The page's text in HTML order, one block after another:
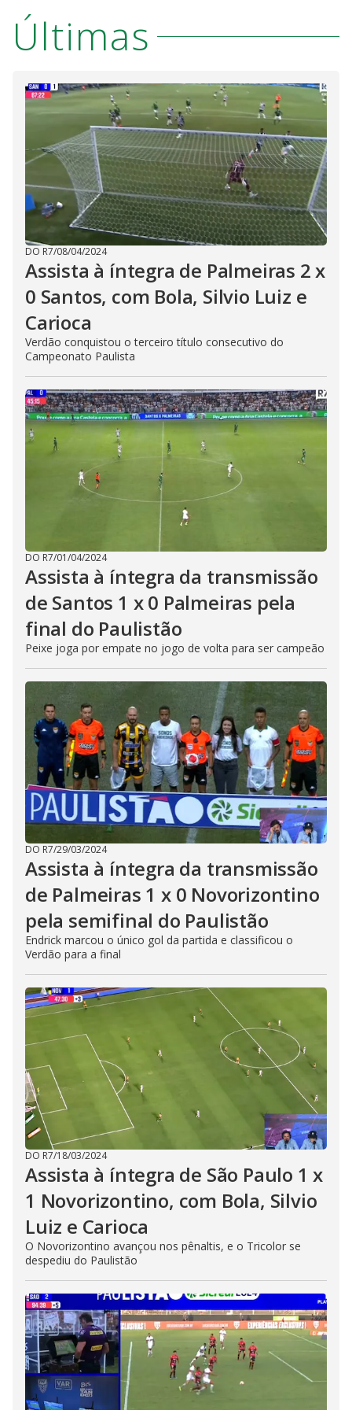
i
d
e
o
Últimas
DO R7/08/04/2024
Assista à íntegra de Palmeiras 2 x
0 Santos, com Bola, Silvio Luiz e
Carioca
Verdão conquistou o terceiro título consecutivo do
Campeonato Paulista
DO R7/01/04/2024
Assista à íntegra da transmissão
de Santos 1 x 0 Palmeiras pela
final do Paulistão
Peixe joga por empate no jogo de volta para ser campeão
DO R7/29/03/2024
Assista à íntegra da transmissão
de Palmeiras 1 x 0 Novorizontino
pela semifinal do Paulistão
Endrick marcou o único gol da partida e classificou o
Verdão para a final
DO R7/18/03/2024
Assista à íntegra de São Paulo 1 x
1 Novorizontino, com Bola, Silvio
Luiz e Carioca
O Novorizontino avançou nos pênaltis, e o Tricolor se
despediu do Paulistão